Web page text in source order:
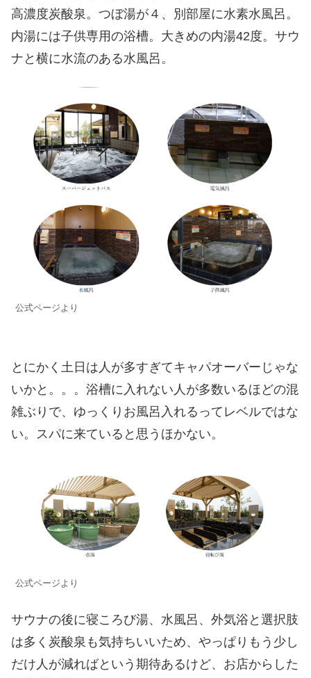
高濃度炭酸泉。つぼ湯が４、別部屋に水素水風呂。
内湯には子供専用の浴槽。大きめの内湯42度。サウ
ナと横に水流のある水風呂。
公式ページより
とにかく土日は人が多すぎてキャパオーバーじゃな
いかと。。。浴槽に入れない人が多数いるほどの混
雑ぶりで、ゆっくりお風呂入れるってレベルではな
い。スパに来ていると思うほかない。
公式ページより
サウナの後に寝ころび湯、水風呂、外気浴と選択肢
は多く炭酸泉も気持ちいいため、やっぱりもう少し
だけ人が減ればという期待あるけど、お店からした